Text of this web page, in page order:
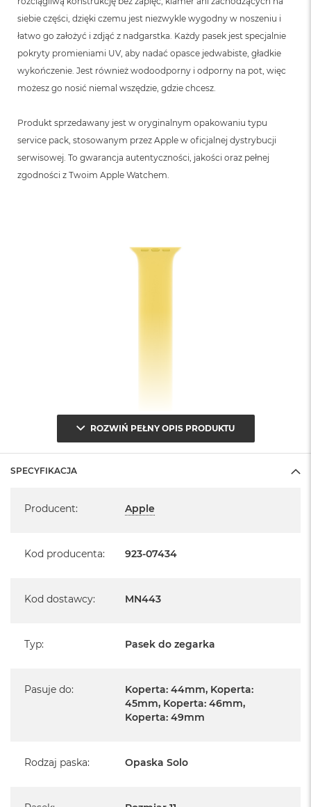
siebie części, dzięki czemu jest niezwykle wygodny w noszeniu i
łatwo go założyć i zdjąć z nadgarstka. Każdy pasek jest specjalnie
pokryty promieniami UV, aby nadać opasce jedwabiste, gładkie
wykończenie. Jest również wodoodporny i odporny na pot, więc
możesz go nosić niemal wszędzie, gdzie chcesz.
Produkt sprzedawany jest w oryginalnym opakowaniu typu
service pack, stosowanym przez Apple w oficjalnej dystrybucji
serwisowej. To gwarancja autentyczności, jakości oraz pełnej
zgodności z Twoim Apple Watchem.
ROZWIŃ PEŁNY OPIS PRODUKTU
SPECYFIKACJA
Producent: Apple
Kod producenta: 923-07434
Kod dostawcy: MN443
Typ: Pasek do zegarka
Pasuje do:
Koperta: 44mm, Koperta:
45mm, Koperta: 46mm,
Koperta: 49mm
Rodzaj paska: Opaska Solo